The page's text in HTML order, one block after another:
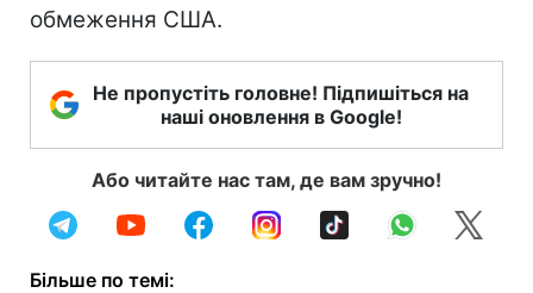
обмеження США.
Не пропустіть головне! Підпишіться на
наші оновлення в Google!
Або читайте нас там, де вам зручно!
Більше по темі: